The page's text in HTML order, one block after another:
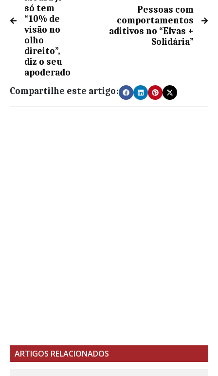
só tem
“10% de
visão no
olho
direito”,
diz o seu
apoderado
Pessoas com
comportamentos
aditivos no “Elvas +
Solidária”
Compartilhe este artigo:
ARTIGOS RELACIONADOS